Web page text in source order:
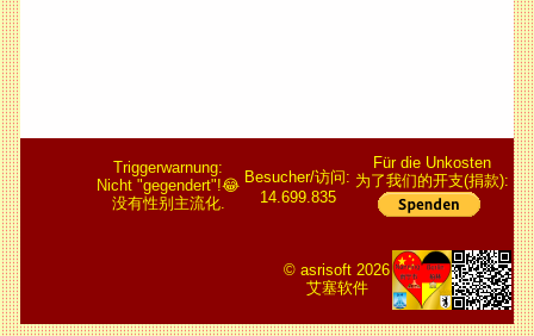
Triggerwarnung:
Nicht "gegendert"!😂
没有性别主流化.
Besucher/访问:
14.699.835
Für die Unkosten
为了我们的开支(捐款):
© asrisoft 2026
艾塞软件